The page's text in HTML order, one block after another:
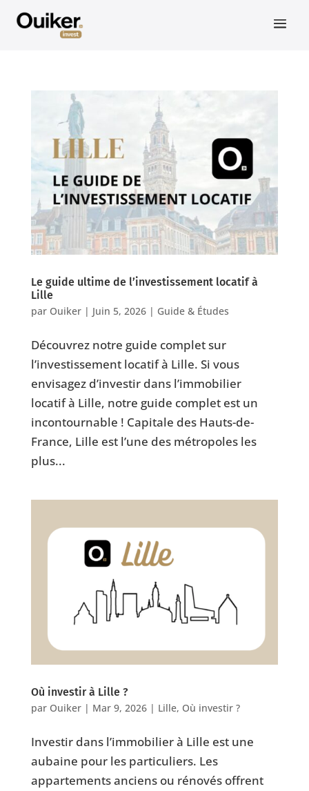
Le guide ultime de l’investissement locatif à
Lille
par Ouiker| Juin 5, 2026| Guide & Études
Découvrez notre guide complet sur
l’investissement locatif à Lille. Si vous
envisagez d’investir dans l’immobilier
locatif à Lille, notre guide complet est un
incontournable ! Capitale des Hauts-de-
France, Lille est l’une des métropoles les
plus...
Où investir à Lille ?
par Ouiker| Mar 9, 2026| Lille, Où investir ?
Investir dans l’immobilier à Lille est une
aubaine pour les particuliers. Les
appartements anciens ou rénovés offrent